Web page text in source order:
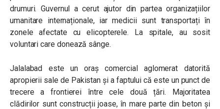
drumuri. Guvernul a cerut ajutor din partea organizațiilor
umanitare internaționale, iar medicii sunt transportați în
zonele afectate cu elicopterele. La spitale, au sosit
voluntari care donează sânge.
Jalalabad este un oraș comercial aglomerat datorită
apropierii sale de Pakistan și a faptului că este un punct de
trecere a frontierei între cele două țări. Majoritatea
clădirilor sunt construcții joase, în mare parte din beton și